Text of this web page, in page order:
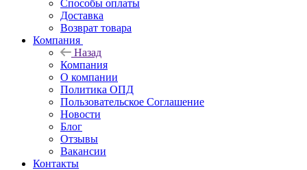
Способы оплаты
Доставка
Возврат товара
Компания
Назад
Компания
О компании
Политика ОПД
Пользовательское Соглашение
Новости
Блог
Отзывы
Вакансии
Контакты